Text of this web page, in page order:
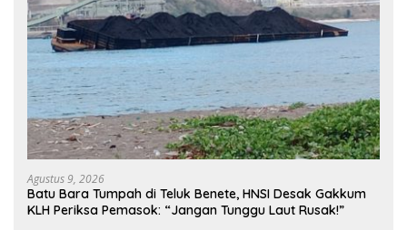
Agustus 9, 2026
Batu Bara Tumpah di Teluk Benete, HNSI Desak Gakkum
KLH Periksa Pemasok: “Jangan Tunggu Laut Rusak!”